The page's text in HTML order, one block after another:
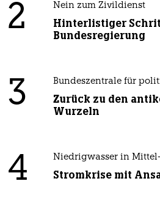
2 Nein zum Zivildienst
Hinterlistiger
Bundesregierung
3 Bundeszentrale für
Zurück zu den
Wurzeln
4 Niedrigwasser in
Stromkrise mit